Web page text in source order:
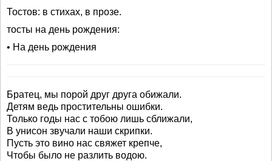
Тостов: в стихах, в прозе.
тосты на день рождения:
• На день рождения
Братец, мы порой друг друга обижали.
Детям ведь простительны ошибки.
Только годы нас с тобою лишь сближали,
В унисон звучали наши скрипки.
Пусть это вино нас свяжет крепче,
Чтобы было не разлить водою.